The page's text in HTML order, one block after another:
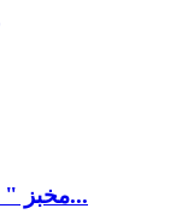
مخبز " الست بنات" يتحدى البطالة في قطاع...